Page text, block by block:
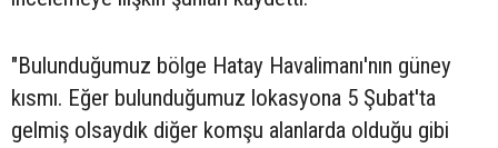
"Bulunduğumuz bölge Hatay Havalimanı'nın güney
kısmı. Eğer bulunduğumuz lokasyona 5 Şubat'ta
gelmiş olsaydık diğer komşu alanlarda olduğu gibi